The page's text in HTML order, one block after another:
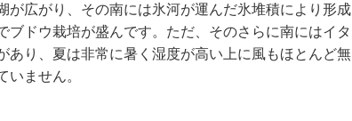
が広がり、その南には氷河が運んだ氷堆積により形成
ブドウ栽培が盛んです。ただ、そのさらに南にはイタ
あり、夏は非常に暑く湿度が高い上に風もほとんど無
ません。